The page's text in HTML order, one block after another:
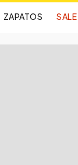
ZAPATOS SALE